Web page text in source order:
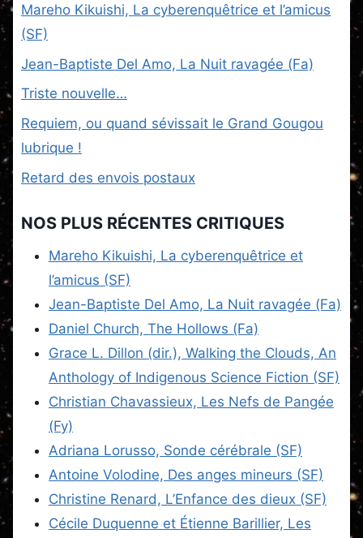
Mareho Kikuishi, La cyberenquêtrice et l’amicus
(SF)
Jean-Baptiste Del Amo, La Nuit ravagée (Fa)
Triste nouvelle…
Requiem, ou quand sévissait le Grand Gougou
lubrique !
Retard des envois postaux
NOS PLUS RÉCENTES CRITIQUES
Mareho Kikuishi, La cyberenquêtrice et
l’amicus (SF)
Jean-Baptiste Del Amo, La Nuit ravagée (Fa)
Daniel Church, The Hollows (Fa)
Grace L. Dillon (dir.), Walking the Clouds, An
Anthology of Indigenous Science Fiction (SF)
Christian Chavassieux, Les Nefs de Pangée
(Fy)
Adriana Lorusso, Sonde cérébrale (SF)
Antoine Volodine, Des anges mineurs (SF)
Christine Renard, L’Enfance des dieux (SF)
Cécile Duquenne et Étienne Barillier, Les